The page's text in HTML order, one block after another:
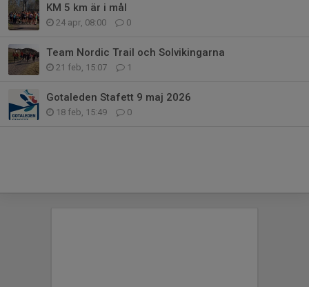
KM 5 km är i mål
24 apr, 08:00 0
Team Nordic Trail och Solvikingarna
21 feb, 15:07 1
Gotaleden Stafett 9 maj 2026
18 feb, 15:49 0